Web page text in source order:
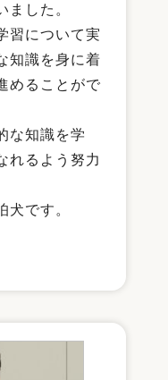
ました。
習について実
知識を身に着
めることがで
な知識を学
れるよう努力
です。